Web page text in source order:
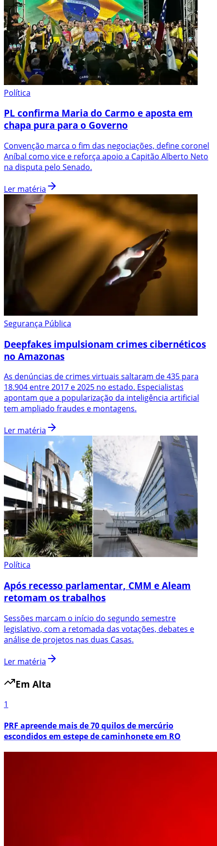
Política
PL confirma Maria do Carmo e aposta em
chapa pura para o Governo
Convenção marca o fim das negociações, define coronel
Aníbal como vice e reforça apoio a Capitão Alberto Neto
na disputa pelo Senado.
Ler matéria
Segurança Pública
Deepfakes impulsionam crimes cibernéticos
no Amazonas
As denúncias de crimes virtuais saltaram de 435 para
18.904 entre 2017 e 2025 no estado. Especialistas
apontam que a popularização da inteligência artificial
tem ampliado fraudes e montagens.
Ler matéria
Política
Após recesso parlamentar, CMM e Aleam
retomam os trabalhos
Sessões marcam o início do segundo semestre
legislativo, com a retomada das votações, debates e
análise de projetos nas duas Casas.
Ler matéria
Em Alta
1
PRF apreende mais de 70 quilos de mercúrio
escondidos em estepe de caminhonete em RO